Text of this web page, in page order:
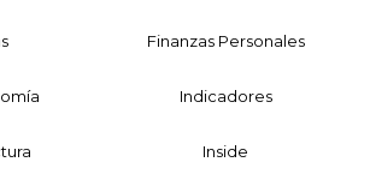
Finanzas Personales
Indicadores
Inside